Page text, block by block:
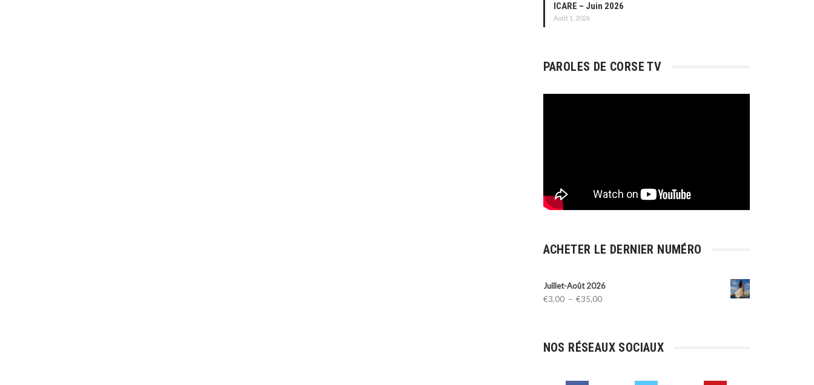
ICARE – Juin 2026
Août 1, 2026
PAROLES DE CORSE TV
ACHETER LE DERNIER NUMÉRO
Juillet-Août 2026
€3,00 – €35,00Plage
à
NOS RÉSEAUX SOCIAUX